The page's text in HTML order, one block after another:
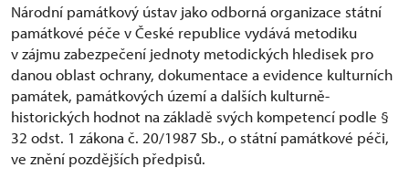
Národní památkový ústav jako odborná organizace státní
památkové péče v České republice vydává metodiku
v zájmu zabezpečení jednoty metodických hledisek pro
danou oblast ochrany, dokumentace a evidence kulturních
památek, památkových území a dalších kulturně-
historických hodnot na základě svých kompetencí podle §
32 odst. 1 zákona č. 20/1987 Sb., o státní památkové péči,
ve znění pozdějších předpisů.